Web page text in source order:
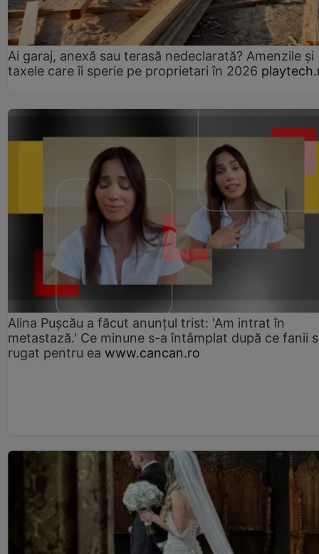
Ai garaj, anexă sau terasă nedeclarată? Amenzile și
taxele care îi sperie pe proprietari în 2026
Alina Pușcău a făcut anunțul trist: 'Am intrat în
metastază.' Ce minune s-a întâmplat după ce fanii
rugat pentru ea www.cancan.ro